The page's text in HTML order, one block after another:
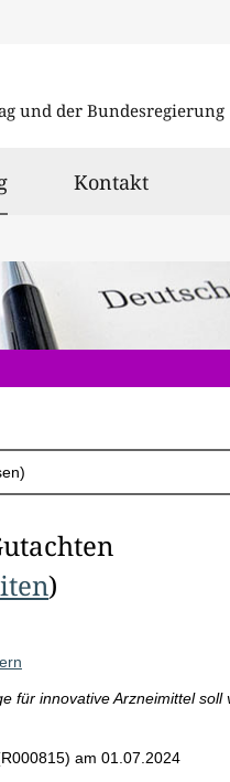
und der Bundesregierung
ausgewählt
Kontakt
)
für innovative Arzneimittel soll
am 01.07.2024